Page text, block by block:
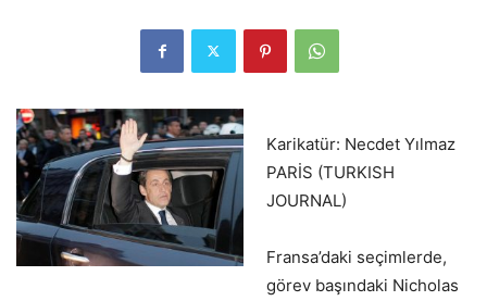
Karikatür: Necdet Yılmaz
PARİS (TURKISH
JOURNAL)
Fransa’daki seçimlerde,
görev başındaki Nicholas